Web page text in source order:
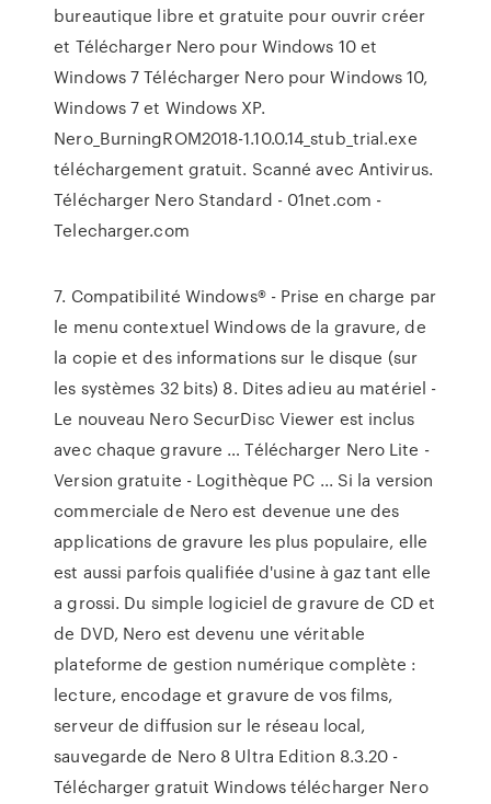
bureautique libre et gratuite pour ouvrir créer
et Télécharger Nero pour Windows 10 et
Windows 7 Télécharger Nero pour Windows 10,
Windows 7 et Windows XP.
Nero_BurningROM2018-1.10.0.14_stub_trial.exe
téléchargement gratuit. Scanné avec Antivirus.
Télécharger Nero Standard - 01net.com -
Telecharger.com
7. Compatibilité Windows® - Prise en charge par
le menu contextuel Windows de la gravure, de
la copie et des informations sur le disque (sur
les systèmes 32 bits) 8. Dites adieu au matériel -
Le nouveau Nero SecurDisc Viewer est inclus
avec chaque gravure … Télécharger Nero Lite -
Version gratuite - Logithèque PC ... Si la version
commerciale de Nero est devenue une des
applications de gravure les plus populaire, elle
est aussi parfois qualifiée d'usine à gaz tant elle
a grossi. Du simple logiciel de gravure de CD et
de DVD, Nero est devenu une véritable
plateforme de gestion numérique complète :
lecture, encodage et gravure de vos films,
serveur de diffusion sur le réseau local,
sauvegarde de Nero 8 Ultra Edition 8.3.20 -
Télécharger gratuit Windows télécharger Nero